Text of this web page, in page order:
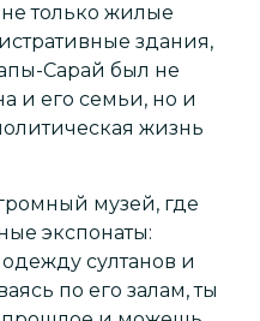
только жилые
здания,
Сарай был не
и его семьи, но и
жизнь
музей, где
экспонаты:
султанов и
по его залам, ты